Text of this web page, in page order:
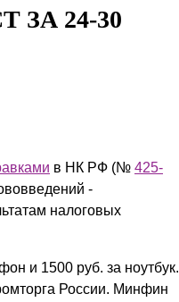
экспертов
24-30
в НК РФ (№ 425-
-
налоговых
и 1500 руб. за ноутбук.
России. Минфин